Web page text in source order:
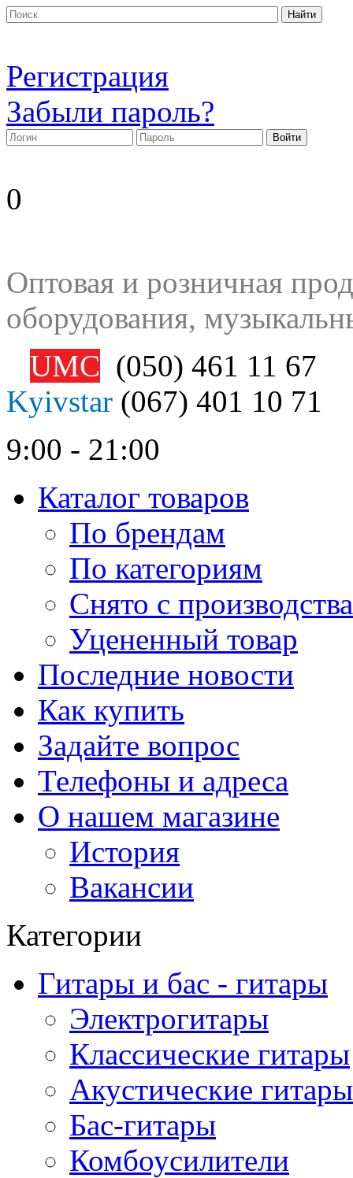
Регистрация
Забыли пароль?
0
Оптовая и розничная
оборудования,
UMC (050) 461 11 67
Kyivstar (067) 401 10 71
9:00 - 21:00
Каталог товаров
По брендам
По категориям
Снято с производства
Уцененный товар
Последние новости
Как купить
Задайте вопрос
Телефоны и адреса
О нашем магазине
История
Вакансии
Категории
Гитары и бас - гитары
Электрогитары
Классические гитары
Акустические гитары
Бас-гитары
Комбоусилители